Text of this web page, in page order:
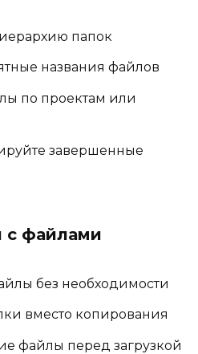
папок
названия файлов
по проектам или
завершенные
с файлами
без необходимости
вместо копирования
файлы перед загрузкой